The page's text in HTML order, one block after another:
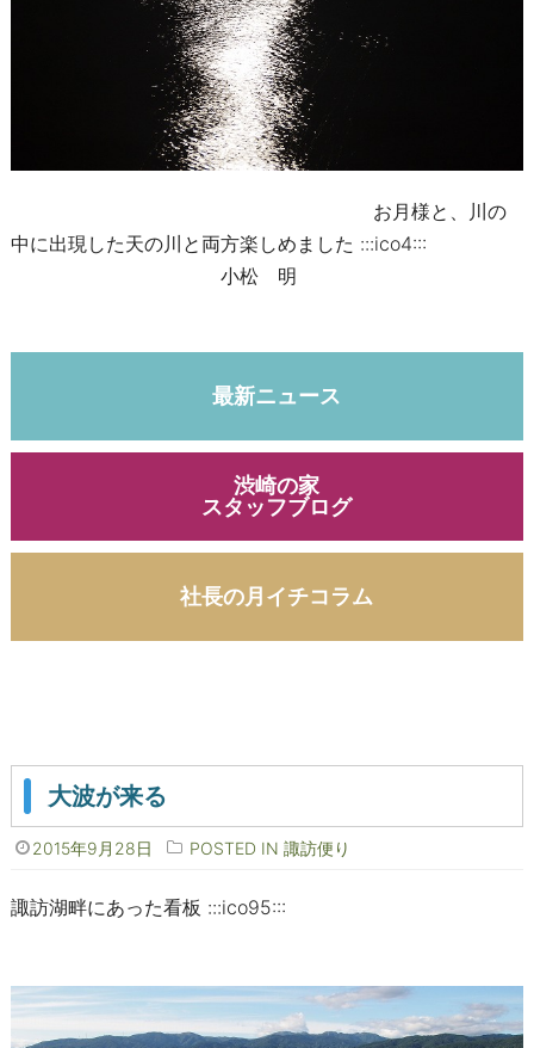
お月様と、川の
中に出現した天の川と両方楽しめました :::ico4:::
小松 明
最新ニュース
渋崎の家
スタッフブログ
社長の月イチコラム
大波が来る
2015年9月28日 POSTED IN 諏訪便り
諏訪湖畔にあった看板 :::ico95:::